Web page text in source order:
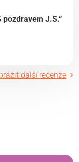
pozdravem J.S.“
další recenze